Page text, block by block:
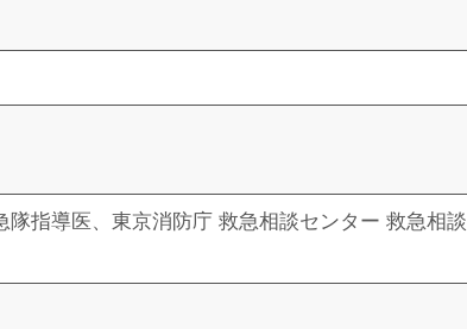
指導医、東京消防庁 救急相談センター 救急相談